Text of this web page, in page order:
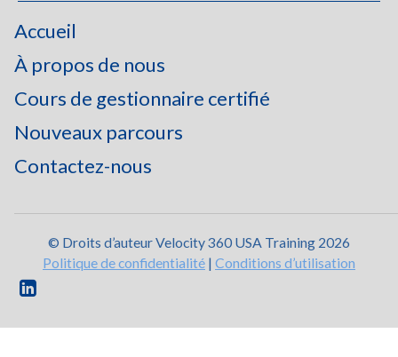
Accueil
À propos de nous
Cours de gestionnaire certifié
Nouveaux parcours
Contactez-nous
© Droits d’auteur Velocity 360 USA Training 2026
Politique de confidentialité | Conditions d’utilisation